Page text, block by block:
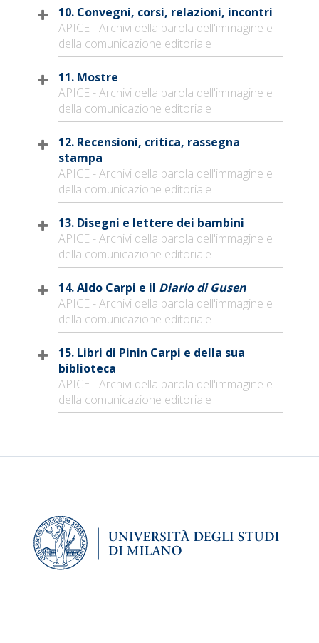
10. Convegni, corsi, relazioni, incontri
APICE - Archivi della parola dell'immagine e
della comunicazione editoriale
11. Mostre
APICE - Archivi della parola dell'immagine e
della comunicazione editoriale
12. Recensioni, critica, rassegna
stampa
APICE - Archivi della parola dell'immagine e
della comunicazione editoriale
13. Disegni e lettere dei bambini
APICE - Archivi della parola dell'immagine e
della comunicazione editoriale
14. Aldo Carpi e il Diario di Gusen
APICE - Archivi della parola dell'immagine e
della comunicazione editoriale
15. Libri di Pinin Carpi e della sua
biblioteca
APICE - Archivi della parola dell'immagine e
della comunicazione editoriale